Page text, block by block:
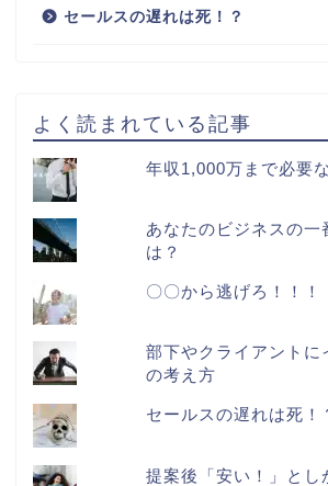
セールスの遅れは死！？
よく読まれている記事
年収1,000万まで必要
あなたのビジネスの一
は？
〇〇から逃げろ！！！
部下やクライアントに
の考え方
セールスの遅れは死！
提案後「安い！」とし